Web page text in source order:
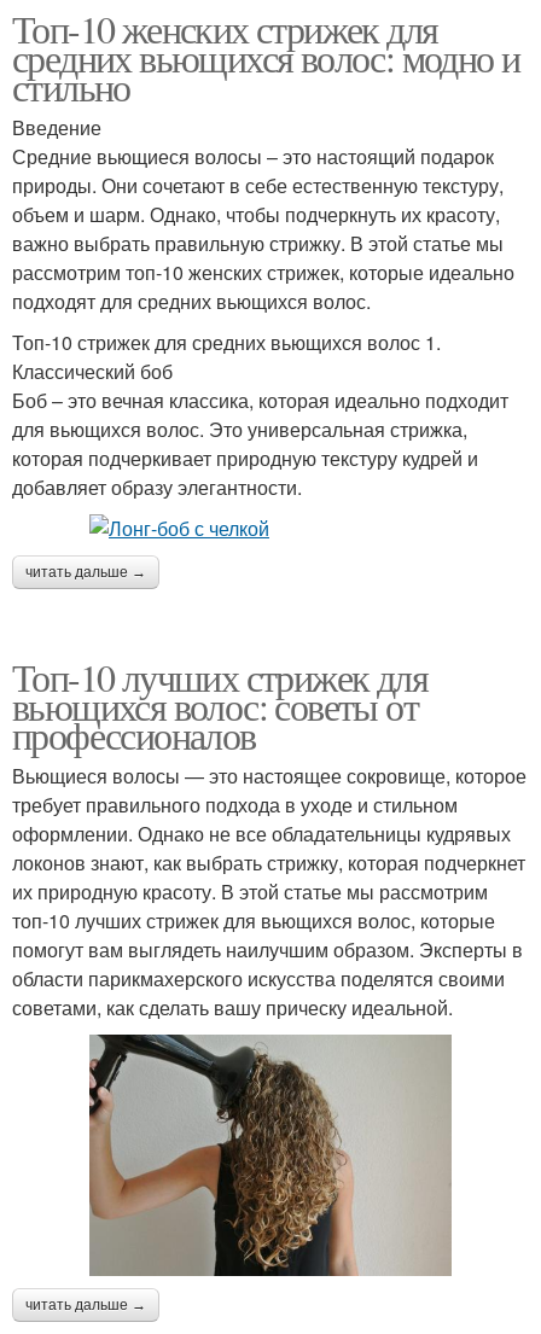
Топ-10 женских стрижек для
средних вьющихся волос: модно и
стильно
Введение
Средние вьющиеся волосы – это настоящий подарок
природы. Они сочетают в себе естественную текстуру,
объем и шарм. Однако, чтобы подчеркнуть их красоту,
важно выбрать правильную стрижку. В этой статье мы
рассмотрим топ-10 женских стрижек, которые идеально
подходят для средних вьющихся волос.
Топ-10 стрижек для средних вьющихся волос 1.
Классический боб
Боб – это вечная классика, которая идеально подходит
для вьющихся волос. Это универсальная стрижка,
которая подчеркивает природную текстуру кудрей и
добавляет образу элегантности.
читать дальше →
Топ-10 лучших стрижек для
вьющихся волос: советы от
профессионалов
Вьющиеся волосы — это настоящее сокровище, которое
требует правильного подхода в уходе и стильном
оформлении. Однако не все обладательницы кудрявых
локонов знают, как выбрать стрижку, которая подчеркнет
их природную красоту. В этой статье мы рассмотрим
топ-10 лучших стрижек для вьющихся волос, которые
помогут вам выглядеть наилучшим образом. Эксперты в
области парикмахерского искусства поделятся своими
советами, как сделать вашу прическу идеальной.
читать дальше →